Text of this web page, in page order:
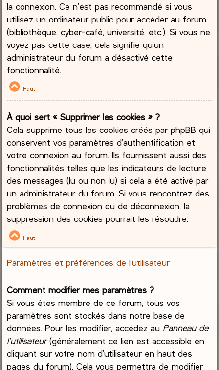
la connexion. Ce n’est pas recommandé si vous
utilisez un ordinateur public pour accéder au forum
(bibliothèque, cyber-café, université, etc.). Si vous ne
voyez pas cette case, cela signifie qu’un
administrateur du forum a désactivé cette
fonctionnalité.
Haut
À quoi sert « Supprimer les cookies » ?
Cela supprime tous les cookies créés par phpBB qui
conservent vos paramètres d’authentification et
votre connexion au forum. Ils fournissent aussi des
fonctionnalités telles que les indicateurs de lecture
des messages (lu ou non lu) si cela a été activé par
un administrateur du forum. Si vous rencontrez des
problèmes de connexion ou de déconnexion, la
suppression des cookies pourrait les résoudre.
Haut
Paramètres et préférences de l’utilisateur
Comment modifier mes paramètres ?
Si vous êtes membre de ce forum, tous vos
paramètres sont stockés dans notre base de
données. Pour les modifier, accédez au Panneau de
l’utilisateur(généralement ce lien est accessible en
cliquant sur votre nom d’utilisateur en haut des
pages du forum). Cela vous permettra de modifier